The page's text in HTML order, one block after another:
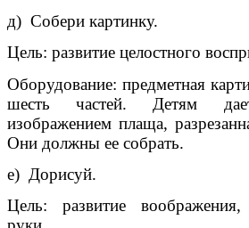
д) Собери картинку.
Цель: развитие целостного
Оборудование: предметная
шесть частей. Детям
изображением плаща,
Они должны ее собрать.
е) Дорисуй.
Цель: развитие